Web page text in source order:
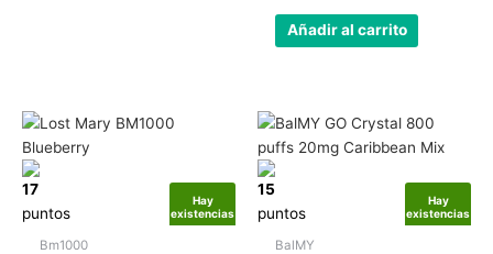
Añadir al carrito
Hay
existencias
17
puntos
Bm1000
Hay
existencias
15
puntos
BalMY